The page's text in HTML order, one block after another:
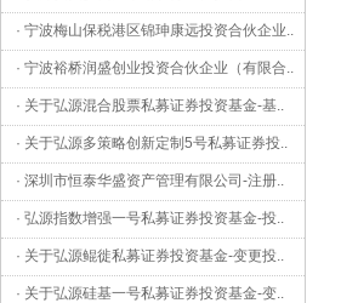
· 宁波梅山保税港区锦珅康远投资合伙企业..
· 宁波裕桥润盛创业投资合伙企业（有限合..
· 关于弘源混合股票私募证券投资基金-基..
· 关于弘源多策略创新定制5号私募证券投..
· 深圳市恒泰华盛资产管理有限公司-注册..
· 弘源指数增强一号私募证券投资基金-投..
· 关于弘源鲲徙私募证券投资基金-变更投..
· 关于弘源硅基一号私募证券投资基金-变..